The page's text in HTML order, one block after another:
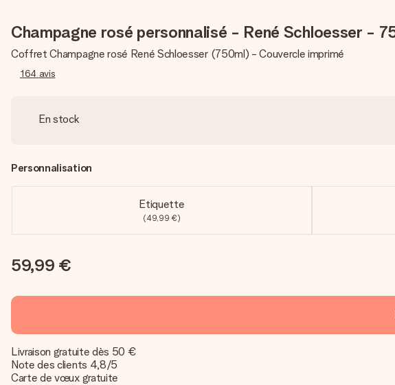
Champagne rosé personnalisé - René Schloesser -
Coffret Champagne rosé René Schloesser (750ml) - Couvercle imprimé
164 avis
En stock
Personnalisation
Etiquette
(49,99 €)
59,99 €
Livraison gratuite dès 50 €
Note des clients 4,8/5
Carte de vœux gratuite